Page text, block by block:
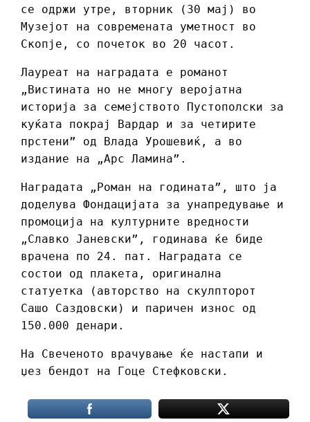
се одржи утре, вторник (30 мај) во
Музејот на современата уметност во
Скопје, со почеток во 20 часот.
Лауреат на наградата е романот
„Вистината но не многу веројатна
историја за семејството Пустополски за
куќата покрај Вардар и за четирите
прстени” од Влада Урошевиќ, а во
издание на „Арс Ламина”.
Наградата „Роман на годината”, што ја
доделува Фондацијата за унапредување и
промоција на културните вредности
„Славко Јаневски”, годинава ќе биде
врачена по 24. пат. Наградата се
состои од плакета, оригинална
статуетка (авторство на скулпторот
Сашо Саздовски) и паричен износ од
150.000 денари.
На Свеченото врачување ќе настапи и
џез бендот на Гоце Стефковски.